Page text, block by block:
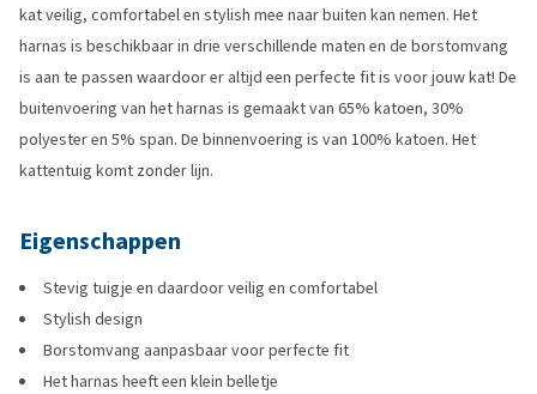
kat veilig, comfortabel en stylish mee naar buiten kan nemen. Het
harnas is beschikbaar in drie verschillende maten en de borstomvang
is aan te passen waardoor er altijd een perfecte fit is voor jouw kat! De
buitenvoering van het harnas is gemaakt van 65% katoen, 30%
polyester en 5% span. De binnenvoering is van 100% katoen. Het
kattentuig komt zonder lijn.
Eigenschappen
Stevig tuigje en daardoor veilig en comfortabel
Stylish design
Borstomvang aanpasbaar voor perfecte fit
Het harnas heeft een klein belletje